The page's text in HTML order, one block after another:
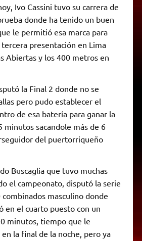
Ivo Cassini tuvo su carrera de
donde ha tenido un buen
le permitió esa marca para
presentación en Lima
Abiertas y los 400 metros en
la Final 2 donde no se
pero pudo establecer el
de esa batería para ganar la
minutos sacandole más de 6
del puertorriqueño
Buscaglia que tuvo muchas
el campeonato, disputó la serie
masculino donde
en el cuarto puesto con un
minutos, tiempo que le
la final de la noche, pero ya